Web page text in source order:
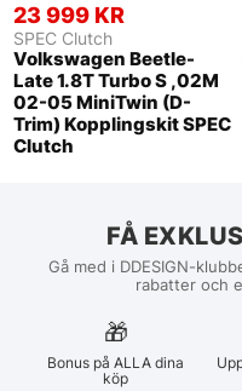
23 999 KR
SPEC Clutch
Volkswagen Beetle-
Late 1.8T Turbo S ,02M
02-05 MiniTwin (D-
Trim) Kopplingskit SPEC
Clutch
FÅ
Gå med i DDESIGN-
rabatter och
🎁
Bonus på ALLA dina
köp